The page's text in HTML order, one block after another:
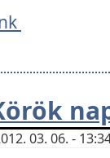
03. 06. -